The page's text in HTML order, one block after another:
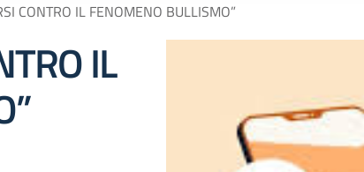
CONTRO IL FENOMENO BULLISMO”
IL